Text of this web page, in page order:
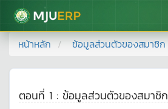
มหาวิทยาลัยแม่โจ้
หน้าหลัก ข้อมูลส่วนตัวของสมาชิก
ตอนที่ 1 : ข้อมูลส่วนตัวของสมาชิก